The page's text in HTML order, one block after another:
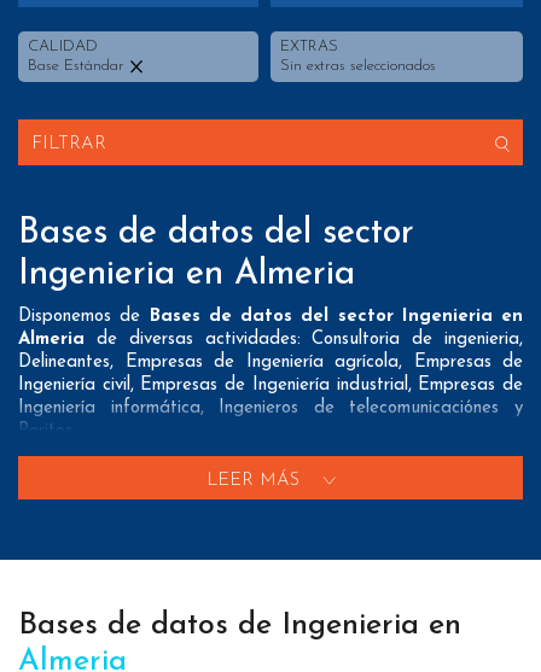
CALIDAD
Base Estándar
EXTRAS
Sin extras seleccionados
FILTRAR
Bases de datos del sector
Ingenieria en Almeria
Disponemos de Bases de datos del sector Ingenieria en
Almeria de diversas actividades: Consultoria de ingenieria,
Delineantes, Empresas de Ingeniería agrícola, Empresas de
Ingeniería civil, Empresas de Ingeniería industrial, Empresas de
Ingeniería informática, Ingenieros de telecomunicaciónes y
Peritos
Nuestros listados normalmente ofrecen 3 posibles formas de
contacto que pueden resultar interesantes a nuestros clientes:
del sector Ingenieria en Almeria tienen todos los datos
postal para que pueda realizar su mailing postal con la
máxima eficacia.
LEER MÁS
Bases de datos de Ingenieria en
Almeria